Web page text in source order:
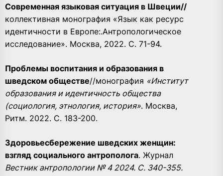
Современная языковая ситуация в Швеции//
коллективная монография «Язык как ресурс
идентичности в Европе:.Антропологическое
исследование». Москва, 2022. С. 71-94.
Проблемы воспитания и образования в
шведском обществе//монография «Институт
образования и идентичность общества
(социология, этнология, история». Москва,
Ритм. 2022. С. 183-200.
Здоровьесбережение шведских женщин:
взгляд социального антрополога. Журнал
Вестник антропологии № 4 2024. С. 340-355.